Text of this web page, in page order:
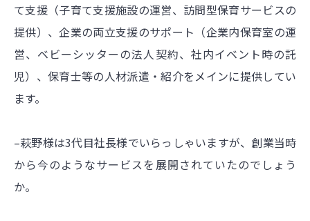
て支援（子育て支援施設の運営、訪問型保育サービスの
提供）、企業の両立支援のサポート（企業内保育室の運
営、ベビーシッターの法人契約、社内イベント時の託
児）、保育士等の人材派遣・紹介をメインに提供してい
ます。
–萩野様は3代目社長様でいらっしゃいますが、創業当時
から今のようなサービスを展開されていたのでしょう
か。